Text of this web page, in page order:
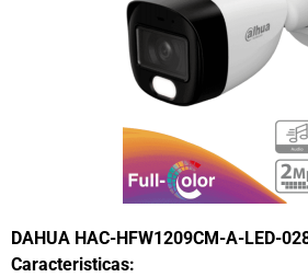
DAHUA HAC-HFW1209CM-A-LED-
Caracteristicas: